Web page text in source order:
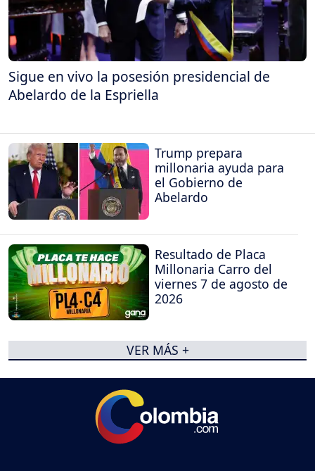
Sigue en vivo la posesión presidencial de
Abelardo de la Espriella
Trump prepara
millonaria ayuda para
el Gobierno de
Abelardo
Resultado de Placa
Millonaria Carro del
viernes 7 de agosto de
2026
VER MÁS +